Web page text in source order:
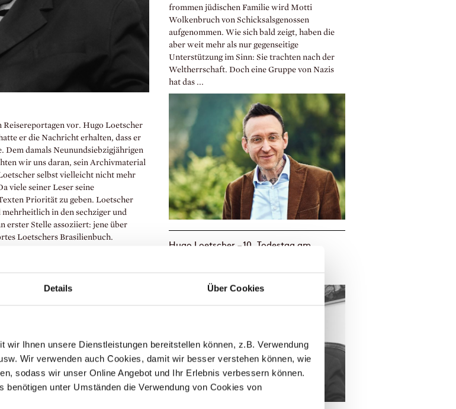
Details Über Cookies
wir Ihnen unsere Dienstleistungen bereitstellen können, z.B. Verwendung
Wir verwenden auch Cookies, damit wir besser verstehen können, wie
sodass wir unser Online Angebot und Ihr Erlebnis verbessern können.
benötigen unter Umständen die Verwendung von Cookies von
Reisereportagen vor. Hugo Loetscher
er die Nachricht erhalten, dass er
damals Neunundsiebzigjährigen
wir uns daran, sein Archivmaterial
selbst vielleicht nicht mehr
viele seiner Leser seine
Priorität zu geben. Loetscher
in den sechziger und
erster Stelle assoziiert: jene über
Loetschers Brasilienbuch.
als erzählende Instanz
damalige Aktualität hinausgeht.
sich leider als berechtigt. Im
wir die schöne Arbeit an diesem
geplantes Vorwort blieb
Aufsatz »Unterwegs in
Geschichte seiner Faszination für
großen Brasilienausstellung im
und für seine lebenslange
brasilianischen Regierung den
Laufe seines Lebens mehr gefreut als
frommen jüdischen Familie wird Motti
Wolkenbruch von Schicksalsgenossen
aufgenommen. Wie sich bald zeigt, haben die
aber weit mehr als nur gegenseitige
Unterstützung im Sinn: Sie trachten nach der
Weltherrschaft. Doch eine Gruppe von Nazis
hat das ...
Hugo Loetscher – 10. Todestag am
Matt